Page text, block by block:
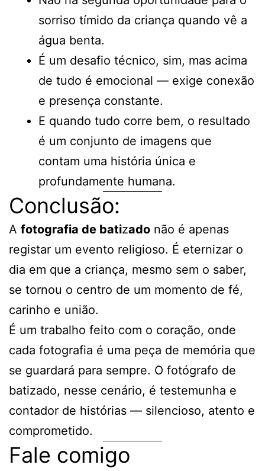
sorriso tímido da criança quando vê a
água benta.
É um desafio técnico, sim, mas acima
de tudo é emocional — exige conexão
e presença constante.
E quando tudo corre bem, o resultado
é um conjunto de imagens que
contam uma história única e
profundamente humana.
Conclusão:
A fotografia de batizado não é apenas
registar um evento religioso. É eternizar o
dia em que a criança, mesmo sem o saber,
se tornou o centro de um momento de fé,
carinho e união.
É um trabalho feito com o coração, onde
cada fotografia é uma peça de memória que
se guardará para sempre. O fotógrafo de
batizado, nesse cenário, é testemunha e
contador de histórias — silencioso, atento e
comprometido.
Fale comigo